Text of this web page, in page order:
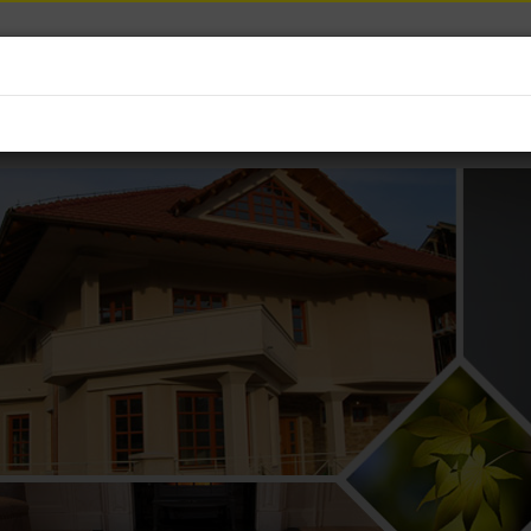
ПОЧЕТНА ПРОДАЖНА